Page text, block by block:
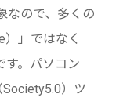
なので、多くの
」ではなく
す。パソコン
）ツ